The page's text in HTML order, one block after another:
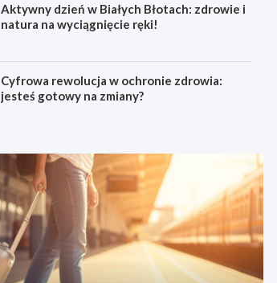
Aktywny dzień w Białych Błotach: zdrowie i
natura na wyciągnięcie ręki!
Cyfrowa rewolucja w ochronie zdrowia:
jesteś gotowy na zmiany?